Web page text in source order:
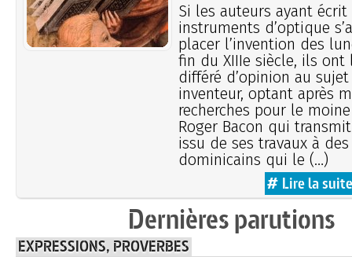
Si les auteurs ayant
instruments d’optique
placer l’invention des
fin du XIIIe siècle, ils ont
différé d’opinion au
inventeur, optant après
recherches pour le
Roger Bacon qui
issu de ses travaux à
dominicains qui le (…)
# Lire la suite
Dernières parutions
EXPRESSIONS, PROVERBES